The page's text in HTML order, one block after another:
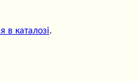
в каталозі.